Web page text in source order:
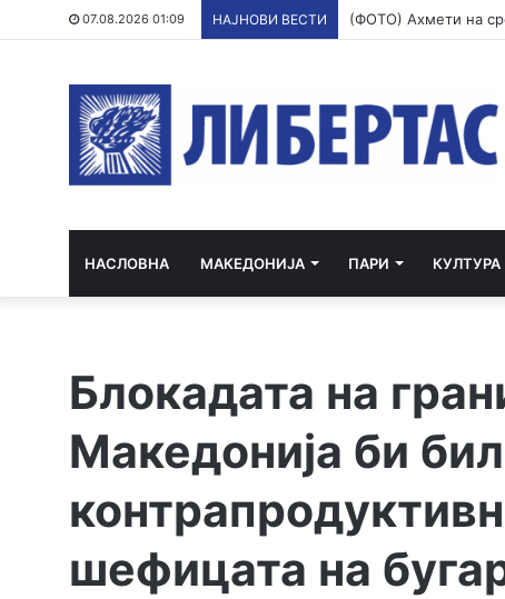
07.08.2026 01:09 НАЈНОВИ ВЕСТИ
НАСЛОВНА МАКЕДОНИЈА ПАРИ КУЛТУРА
Блокадата на
Македонија би
шефицата на